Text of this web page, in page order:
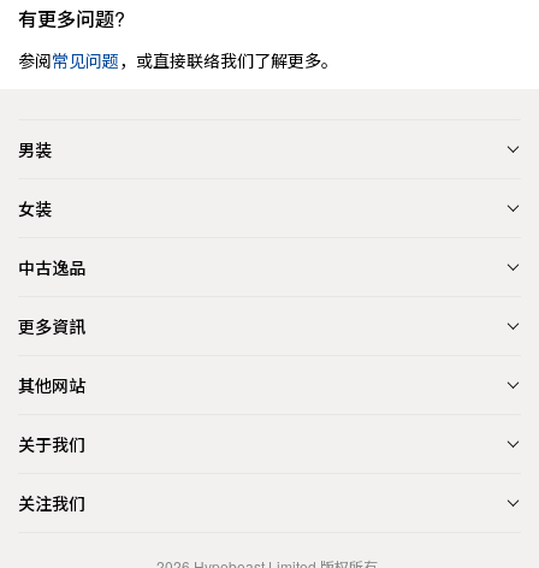
有更多问题?
参阅常见问题，或直接联络我们了解更多。
男装
女装
中古逸品
更多資訊
其他网站
关于我们
关注我们